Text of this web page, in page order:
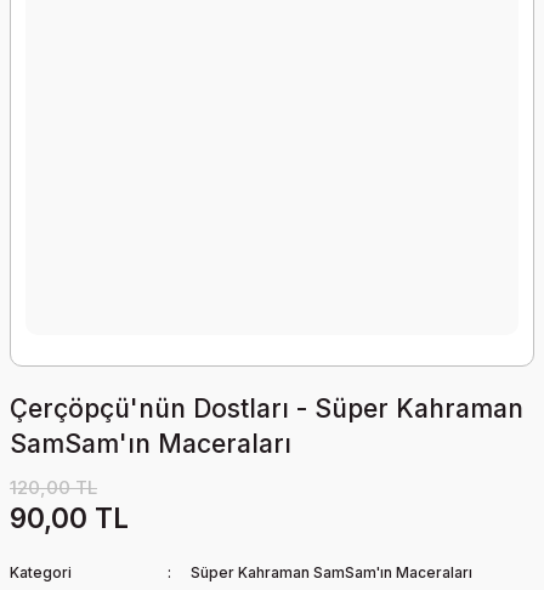
Çerçöpçü'nün Dostları - Süper Kahraman
SamSam'ın Maceraları
120,00 TL
90,00 TL
Kategori
Süper Kahraman SamSam'ın Maceraları